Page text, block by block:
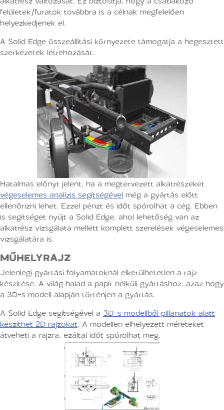
felületek/furatok továbbra is a célnak megfelelően
helyezkedjenek el.
A Solid Edge összeállítási környezete támogatja a hegesztett
szerkezetek létrehozását.
Hatalmas előnyt jelent, ha a megtervezett alkatrészeket
végeselemes analízis segítségével még a gyártás előtt
ellenőrizni lehet. Ezzel pénzt és időt spórolhat a cég. Ebben
is segítséget nyújt a Solid Edge, ahol lehetőség van az
alkatrész vizsgálata mellett komplett szerelések végeselemes
vizsgálatára is.
MŰHELYRAJZ
Jelenlegi gyártási folyamatoknál elkerülhetetlen a rajz
készítése. A világ halad a papír nélküli gyártáshoz, azaz hogy
a 3D-s modell alapján történjen a gyártás.
A Solid Edge segítségével a 3D-s modellből pillanatok alatt
készíthet 2D rajzokat. A modellen elhelyezett méreteket
átveheti a rajzra, ezáltal időt spórolhat meg.